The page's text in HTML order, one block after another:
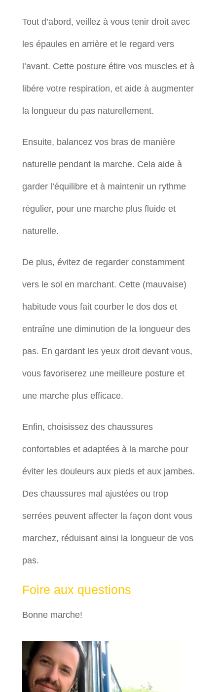
Tout d’abord, veillez à vous tenir droit avec
les épaules en arrière et le regard vers
l’avant. Cette posture étire vos muscles et à
libére votre respiration, et aide à augmenter
la longueur du pas naturellement.
Ensuite, balancez vos bras de manière
naturelle pendant la marche. Cela aide à
garder l’équilibre et à maintenir un rythme
régulier, pour une marche plus fluide et
naturelle.
De plus, évitez de regarder constamment
vers le sol en marchant. Cette (mauvaise)
habitude vous fait courber le dos dos et
entraîne une diminution de la longueur des
pas. En gardant les yeux droit devant vous,
vous favoriserez une meilleure posture et
une marche plus efficace.
Enfin, choisissez des chaussures
confortables et adaptées à la marche pour
éviter les douleurs aux pieds et aux jambes.
Des chaussures mal ajustées ou trop
serrées peuvent affecter la façon dont vous
marchez, réduisant ainsi la longueur de vos
pas.
Foire aux questions
Bonne marche!